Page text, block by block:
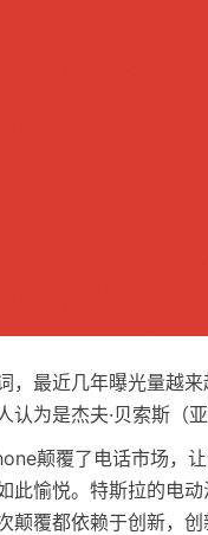
，最近几年曝光量越
认为是杰夫·贝索斯（
颠覆了电话市场，
此愉悦。特斯拉的电
颠覆都依赖于创新，创